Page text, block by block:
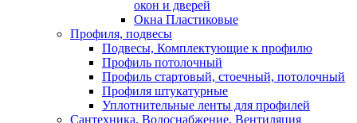
окон и дверей
Окна Пластиковые
Профиля, подвесы
Подвесы, Комплектующие к профилю
Профиль потолочный
Профиль стартовый, стоечный, потолочный
Профиля штукатурные
Уплотнительные ленты для профилей
Сантехника, Водоснабжение, Вентиляция